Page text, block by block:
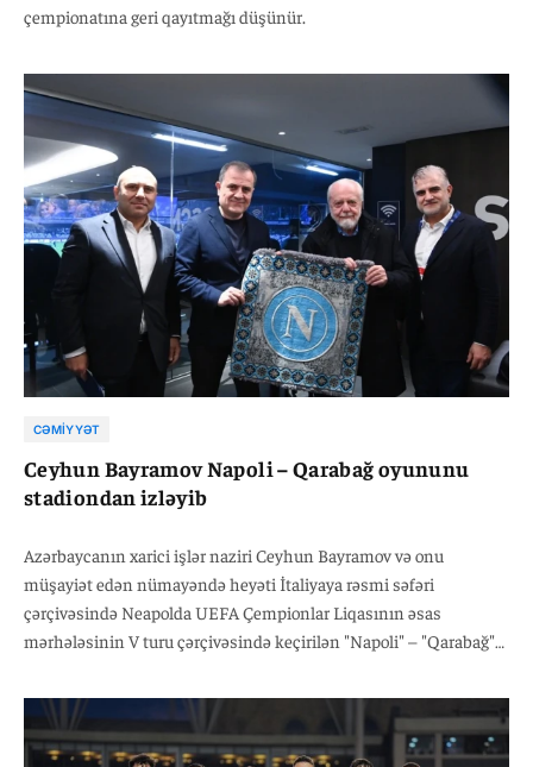
çempionatına geri qayıtmağı düşünür.
CƏMIYYƏT
Ceyhun Bayramov Napoli – Qarabağ oyununu
stadiondan izləyib
Azərbaycanın xarici işlər naziri Ceyhun Bayramov və onu
müşayiət edən nümayəndə heyəti İtaliyaya rəsmi səfəri
çərçivəsində Neapolda UEFA Çempionlar Liqasının əsas
mərhələsinin V turu çərçivəsində keçirilən "Napoli" – "Qarabağ"
Azərbaycanın Avropa futbolunda güclü mövqeyini və milli
komandamızın beynəlxalq səviyyədə dəstəkləndiyini göstərən
qürurverici bir hadisə olub.